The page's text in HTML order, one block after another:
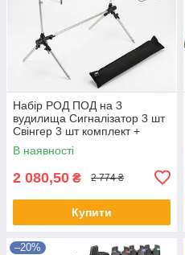
Набір РОД ПОД на 3
вудилища Сигналізатор 3 шт
Свінгер 3 шт комплект +
чохол
В наявності
2 080,50 ₴ 2 774 ₴
Купити
–20%